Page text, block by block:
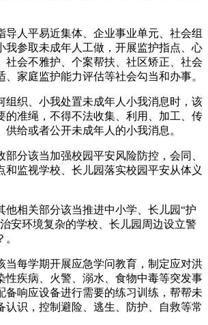
人平易近集体、企业事业单元、社会组
我参取未成年人工做，开展监护指点、心
社会不雅护、个案帮扶、社区矫正、社会
、家庭监护能力评估等社会勾当和办事。
织、小我处置未成年人小我消息时，该
的准绳，不得不法收集、利用、加工、传
供给或者公开未成年人的小我消息。
分该当加强校园平安风险防控，会同、
和监视学校、长儿园落实校园平安从体义
相关部分该当推进中小学、长儿园“护
安环境复杂的学校、长儿园周边设立警
每学期开展应急学问教育，制定应对洪
性疾病、火警、溺水、食物中毒等突发事
备响应设备进行需要的练习训练，帮帮未
认识，控制避险、逃生、防护、自救等常